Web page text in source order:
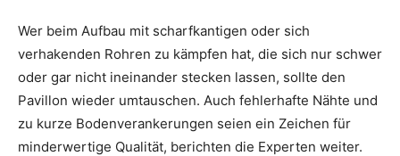
Wer beim Aufbau mit scharfkantigen oder sich
verhakenden Rohren zu kämpfen hat, die sich nur schwer
oder gar nicht ineinander stecken lassen, sollte den
Pavillon wieder umtauschen. Auch fehlerhafte Nähte und
zu kurze Bodenverankerungen seien ein Zeichen für
minderwertige Qualität, berichten die Experten weiter.